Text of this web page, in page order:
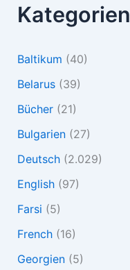
Kategorien
Baltikum (40)
Belarus(39)
Bücher(21)
Bulgarien(27)
Deutsch(2.029)
English(97)
Farsi (5)
French(16)
Georgien(5)